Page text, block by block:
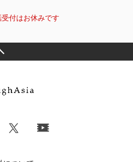
付はお休みです